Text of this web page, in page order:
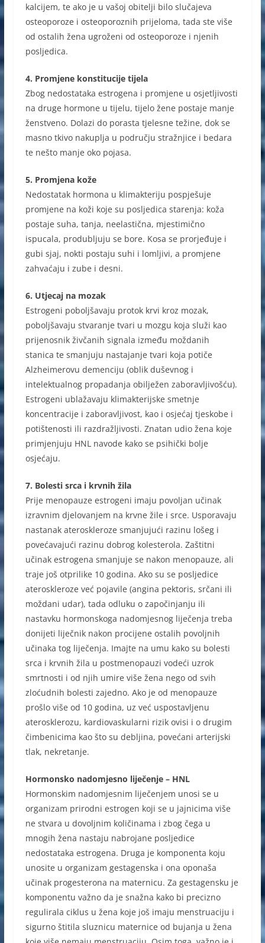
kalcijem, te ako je u vašoj obitelji bilo slučajeva
osteoporoze i osteoporoznih prijeloma, tada ste više
od ostalih žena ugroženi od osteoporoze i njenih
posljedica.
4. Promjene konstitucije tijela
Zbog nedostataka estrogena i promjene u osjetljivosti
na druge hormone u tijelu, tijelo žene postaje manje
ženstveno. Dolazi do porasta tjelesne težine, dok se
masno tkivo nakuplja u području stražnjice i bedara
te nešto manje oko pojasa.
5. Promjena kože
Nedostatak hormona u klimakteriju pospješuje
promjene na koži koje su posljedica starenja: koža
postaje suha, tanja, neelastična, mjestimično
ispucala, produbljuju se bore. Kosa se prorjeđuje i
gubi sjaj, nokti postaju suhi i lomljivi, a promjene
zahvaćaju i zube i desni.
6. Utjecaj na mozak
Estrogeni poboljšavaju protok krvi kroz mozak,
poboljšavaju stvaranje tvari u mozgu koja služi kao
prijenosnik živčanih signala između moždanih
stanica te smanjuju nastajanje tvari koja potiče
Alzheimerovu demenciju (oblik duševnog i
intelektualnog propadanja obilježen zaboravljivošću).
Estrogeni ublažavaju klimakterijske smetnje
koncentracije i zaboravljivost, kao i osjećaj tjeskobe i
potištenosti ili razdražljivosti. Znatan udio žena koje
primjenjuju HNL navode kako se psihički bolje
osjećaju.
7. Bolesti srca i krvnih žila
Prije menopauze estrogeni imaju povoljan učinak
izravnim djelovanjem na krvne žile i srce. Usporavaju
nastanak ateroskleroze smanjujući razinu lošeg i
povećavajući razinu dobrog kolesterola. Zaštitni
učinak estrogena smanjuje se nakon menopauze, ali
traje još otprilike 10 godina. Ako su se posljedice
ateroskleroze već pojavile (angina pektoris, srčani ili
moždani udar), tada odluku o započinjanju ili
nastavku hormonskoga nadomjesnog liječenja treba
donijeti liječnik nakon procijene ostalih povoljnih
učinaka tog liječenja. Imajte na umu kako su bolesti
srca i krvnih žila u postmenopauzi vodeći uzrok
smrtnosti i od njih umire više žena nego od svih
zloćudnih bolesti zajedno. Ako je od menopauze
prošlo više od 10 godina, uz već uspostavljenu
aterosklerozu, kardiovaskularni rizik ovisi i o drugim
čimbenicima kao što su debljina, povećani arterijski
tlak, nekretanje.
Hormonsko nadomjesno liječenje – HNL
Hormonskim nadomjesnim liječenjem unosi se u
organizam prirodni estrogen koji se u jajnicima više
ne stvara u dovoljnim količinama i zbog čega u
mnogih žena nastaju nabrojane posljedice
nedostataka estrogena. Druga je komponenta koju
unosite u organizam gestagenska i ona oponaša
učinak progesterona na maternicu. Za gestagensku je
komponentu važno da je snažna kako bi precizno
regulirala ciklus u žena koje još imaju menstruaciju i
sigurno štitila sluznicu maternice od bujanja u žena